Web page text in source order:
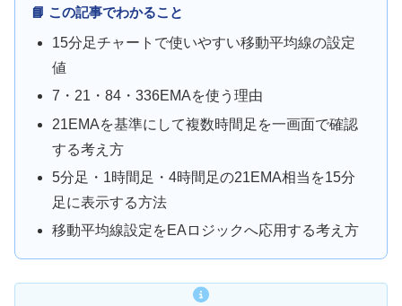
📘 この記事でわかること
15分足チャートで使いやすい移動平均線の設定
値
7・21・84・336EMAを使う理由
21EMAを基準にして複数時間足を一画面で確認
する考え方
5分足・1時間足・4時間足の21EMA相当を15分
足に表示する方法
移動平均線設定をEAロジックへ応用する考え方